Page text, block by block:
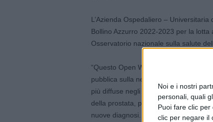
Noi e i nostri
personali, quali
Puoi fare clic
clic per negare il
L’Azienda Ospedaliero –
Bollino Azzurro 2022-2023 per la
Osservatorio nazionale sulla salute
“Questo Open Week – ha
pubblica sulla necessità di controllare
più diffuse negli uomini: in Italia sono
della prostata, pari al 19 per cento
nuove diagnosi. Per questo motivo è